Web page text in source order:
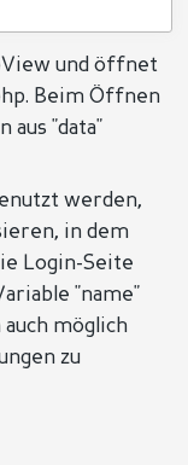
und öffnet
Beim Öffnen
aus "data"
werden,
in dem
Login-Seite
"name"
möglich
zu